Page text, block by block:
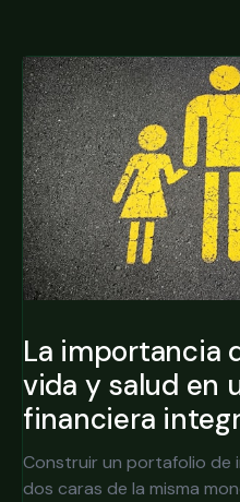
La importancia
vida y salud en
financiera
Construir un portafolio de
dos caras de la misma